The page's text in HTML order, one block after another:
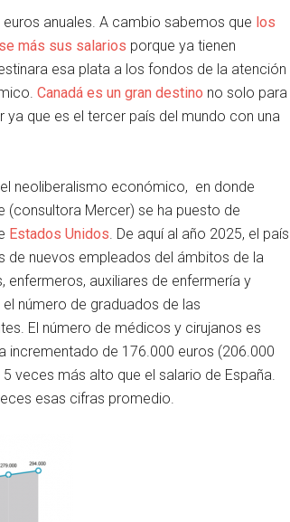
anuales. A cambio sabemos que los
más sus salarios porque ya tienen
esa plata a los fondos de la atención
Canadá es un gran destino no solo para
que es el tercer país del mundo con una
neoliberalismo económico, en donde
(consultora Mercer) se ha puesto de
Estados Unidos. De aquí al año 2025, el país
de nuevos empleados del ámbitos de la
enfermeros, auxiliares de enfermería y
número de graduados de las
El número de médicos y cirujanos es
incrementado de 176.000 euros (206.000
veces más alto que el salario de España.
esas cifras promedio.